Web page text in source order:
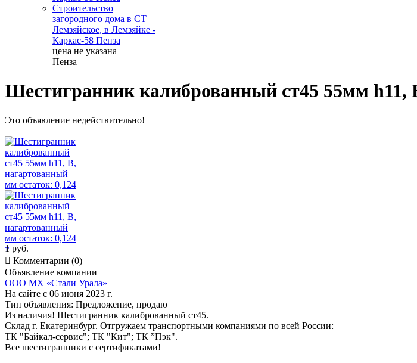
Строительство
загородного дома в СТ
Лемзяйское, в Лемзяйке -
Каркас-58 Пенза
цена не указана
Пенза
Шестигранник калиброванный ст45 55мм h11,
Это объявление недействительно!
1 руб.
 Комментарии (0)
Объявление компании
ООО МХ «Стали Урала»
На сайте с 06 июня 2023 г.
Тип объявления: Предложение, продаю
Из наличия! Шестигранник калиброванный ст45.
Склад г. Екатеринбург. Отгружаем транспортными компаниями по всей России:
ТК "Байкал-сервис"; ТК "Кит"; ТК ”Пэк".
Все шестигранники с сертификатами!